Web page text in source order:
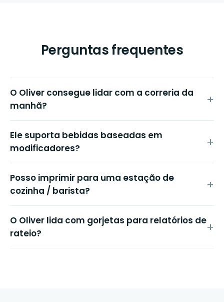
Perguntas frequentes
O Oliver consegue lidar com a correria da
manhã?
Ele suporta bebidas baseadas em
modificadores?
Posso imprimir para uma estação de
cozinha / barista?
O Oliver lida com gorjetas para relatórios de
rateio?